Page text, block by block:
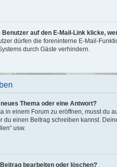
Benutzer auf den E-Mail-Link klicke,
dürfen die foreninterne E-Mail-
durch Gäste verhindern.
Thema oder eine Antwort?
in einem Forum zu eröffnen, musst du
du einen Beitrag schreiben kannst.
usw.
bearbeiten oder löschen?